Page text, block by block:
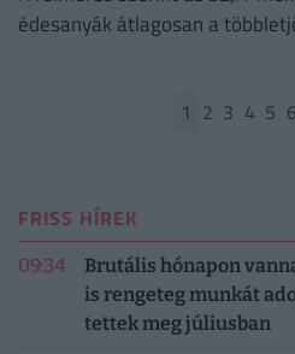
édesanyák átlagosan a
1 2 3 4 5 6
FRISS HÍREK
09:34
Brutális hónapon
is rengeteg munkát
tettek meg júliusban